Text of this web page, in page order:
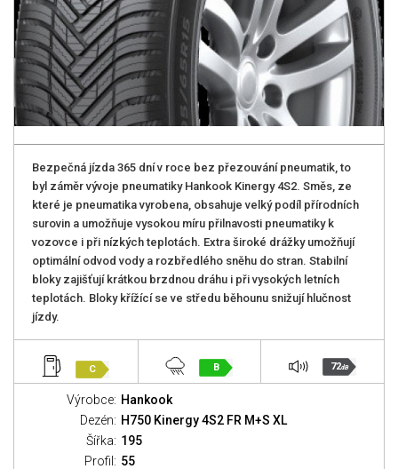
Bezpečná jízda 365 dní v roce bez přezouvání pneumatik, to
byl záměr vývoje pneumatiky Hankook Kinergy 4S2. Směs, ze
které je pneumatika vyrobena, obsahuje velký podíl přírodních
surovin a umožňuje vysokou míru přilnavosti pneumatiky k
vozovce i při nízkých teplotách. Extra široké drážky umožňují
optimální odvod vody a rozbředlého sněhu do stran. Stabilní
bloky zajišťují krátkou brzdnou dráhu i při vysokých letních
teplotách. Bloky křížící se ve středu běhounu snižují hlučnost
jízdy.
C B 72dB
Výrobce: Hankook
Dezén: H750 Kinergy 4S2 FR M+S XL
Šířka: 195
Profil: 55